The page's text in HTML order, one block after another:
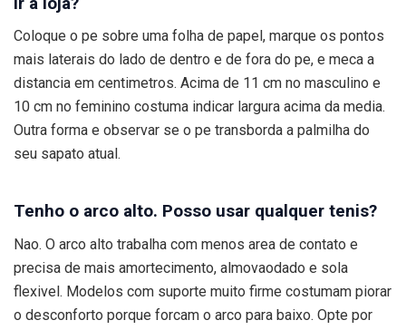
Coloque o pe sobre uma folha de papel, marque os pontos
mais laterais do lado de dentro e de fora do pe, e meca a
distancia em centimetros. Acima de 11 cm no masculino e
10 cm no feminino costuma indicar largura acima da media.
Outra forma e observar se o pe transborda a palmilha do
seu sapato atual.
Tenho o arco alto. Posso usar qualquer tenis?
Nao. O arco alto trabalha com menos area de contato e
precisa de mais amortecimento, almovaodado e sola
flexivel. Modelos com suporte muito firme costumam piorar
o desconforto porque forcam o arco para baixo. Opte por